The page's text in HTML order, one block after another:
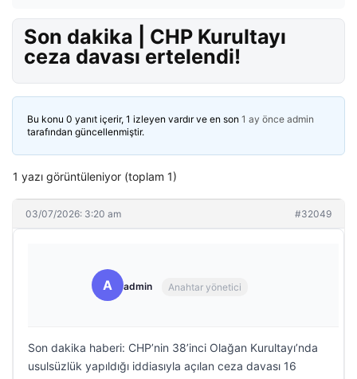
Son dakika | CHP Kurultayı
ceza davası ertelendi!
Bu konu 0 yanıt içerir, 1 izleyen vardır ve en son 1 ay önce admin
tarafından güncellenmiştir.
1 yazı görüntüleniyor (toplam 1)
03/07/2026: 3:20 am #32049
A admin Anahtar yönetici
Son dakika haberi: CHP’nin 38’inci Olağan Kurultayı’nda
usulsüzlük yapıldığı iddiasıyla açılan ceza davası 16